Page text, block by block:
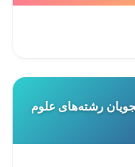
رشته‌های علوم